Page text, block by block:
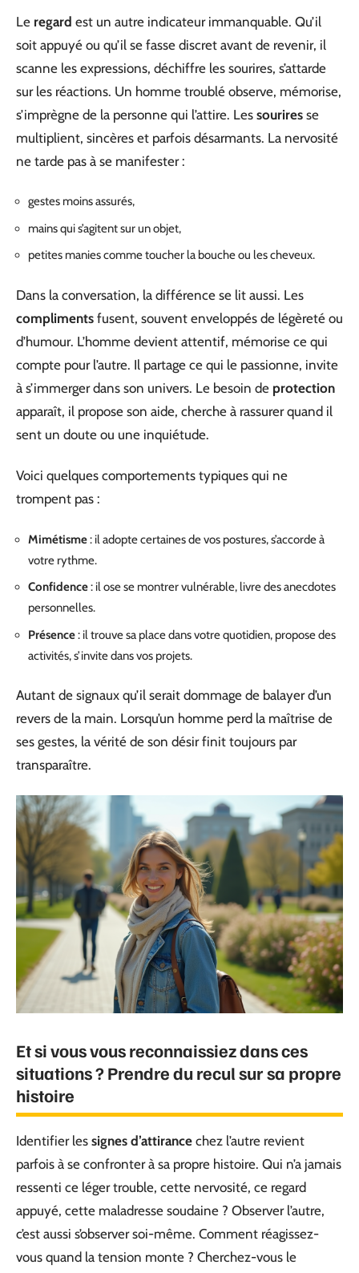
Le regard est un autre indicateur immanquable. Qu’il
soit appuyé ou qu’il se fasse discret avant de revenir, il
scanne les expressions, déchiffre les sourires, s’attarde
sur les réactions. Un homme troublé observe, mémorise,
s’imprègne de la personne qui l’attire. Les sourires se
multiplient, sincères et parfois désarmants. La nervosité
ne tarde pas à se manifester :
gestes moins assurés,
mains qui s’agitent sur un objet,
petites manies comme toucher la bouche ou les cheveux.
Dans la conversation, la différence se lit aussi. Les
compliments fusent, souvent enveloppés de légèreté ou
d’humour. L’homme devient attentif, mémorise ce qui
compte pour l’autre. Il partage ce qui le passionne, invite
à s’immerger dans son univers. Le besoin de protection
apparaît, il propose son aide, cherche à rassurer quand il
sent un doute ou une inquiétude.
Voici quelques comportements typiques qui ne
trompent pas :
Mimétisme: il adopte certaines de vos postures, s’accorde à
votre rythme.
Confidence: il ose se montrer vulnérable, livre des anecdotes
personnelles.
Présence: il trouve sa place dans votre quotidien, propose des
activités, s’invite dans vos projets.
Autant de signaux qu’il serait dommage de balayer d’un
revers de la main. Lorsqu’un homme perd la maîtrise de
ses gestes, la vérité de son désir finit toujours par
transparaître.
Et si vous vous reconnaissiez dans ces
situations ? Prendre du recul sur sa propre
histoire
Identifier les signes d’attirance chez l’autre revient
parfois à se confronter à sa propre histoire. Qui n’a jamais
ressenti ce léger trouble, cette nervosité, ce regard
appuyé, cette maladresse soudaine ? Observer l’autre,
c’est aussi s’observer soi-même. Comment réagissez-
vous quand la tension monte ? Cherchez-vous le